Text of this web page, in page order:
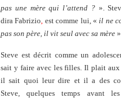
pas une mère qui l’attend ? ».
dira Fabrizio, est comme lui, «il ne
pas son père, il vit seul avec sa mère
Steve est décrit comme un
sait y faire avec les filles. Il plait
il sait quoi leur dire et il a des
Steve, quelques temps avant